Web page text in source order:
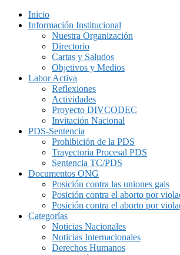
Inicio
Información Institucional
Nuestra Organización
Directorio
Cartas y Saludos
Objetivos y Medios
Labor Activa
Reflexiones
Actividades
Proyecto DIVCODEC
Invitación Nacional
PDS-Sentencia
Prohibición de la PDS
Trayectoria Procesal PDS
Sentencia TC/PDS
Documentos ONG
Posición contra las uniones gais
Posición contra el aborto por
Posición contra el aborto por
Categorías
Noticias Nacionales
Noticias Internacionales
Derechos Humanos